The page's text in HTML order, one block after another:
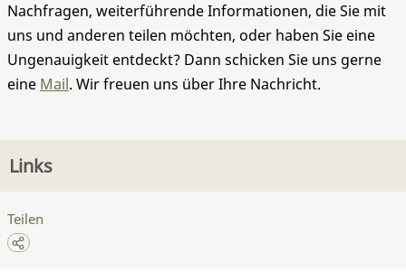
Nachfragen, weiterführende Informationen, die Sie mit
uns und anderen teilen möchten, oder haben Sie eine
Ungenauigkeit entdeckt? Dann schicken Sie uns gerne
eine Mail. Wir freuen uns über Ihre Nachricht.
Links
Teilen